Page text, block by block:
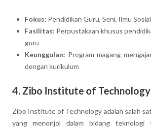
Fokus: Pendidikan Guru, Seni, Ilmu Sosial
Fasilitas: Perpustakaan khusus
guru
Keunggulan: Program magang
dengan kurikulum
4. Zibo Institute of Technology
Zibo Institute of Technology adalah salah
yang menonjol dalam bidang teknologi